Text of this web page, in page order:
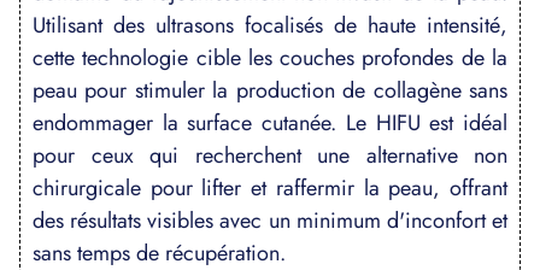
Utilisant des ultrasons focalisés de haute intensité,
cette technologie cible les couches profondes de la
peau pour stimuler la production de collagène sans
endommager la surface cutanée. Le HIFU est idéal
pour ceux qui recherchent une alternative non
chirurgicale pour lifter et raffermir la peau, offrant
des résultats visibles avec un minimum d'inconfort et
sans temps de récupération.